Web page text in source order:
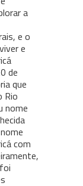
a
e o
e
de
que
Rio
nome
com